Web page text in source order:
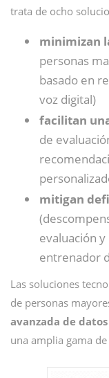
trata de ocho
minimizan
personas
basado en
voz digital)
facilitan
de
mitigan
evaluación
entrenador
Las soluciones
de personas
avanzada de
una amplia gama